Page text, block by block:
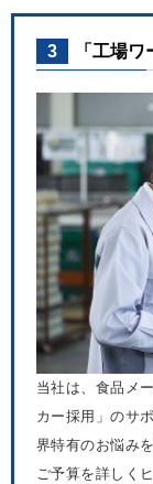
3 「工場
当社は、食品メ
カー採用」のサ
界特有のお悩み
ご予算を詳しく